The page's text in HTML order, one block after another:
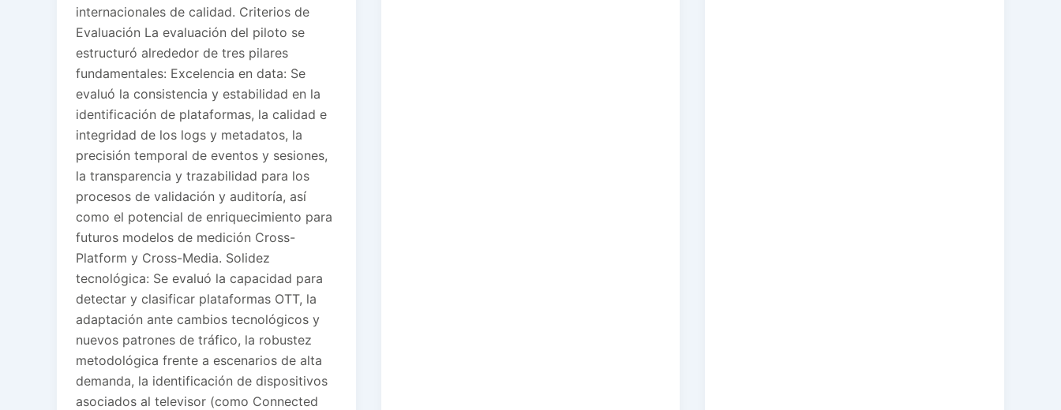
internacionales de calidad. Criterios de
Evaluación La evaluación del piloto se
estructuró alrededor de tres pilares
fundamentales: Excelencia en data: Se
evaluó la consistencia y estabilidad en la
identificación de plataformas, la calidad e
integridad de los logs y metadatos, la
precisión temporal de eventos y sesiones,
la transparencia y trazabilidad para los
procesos de validación y auditoría, así
como el potencial de enriquecimiento para
futuros modelos de medición Cross-
Platform y Cross-Media. Solidez
tecnológica: Se evaluó la capacidad para
detectar y clasificar plataformas OTT, la
adaptación ante cambios tecnológicos y
nuevos patrones de tráfico, la robustez
metodológica frente a escenarios de alta
demanda, la identificación de dispositivos
asociados al televisor (como Connected